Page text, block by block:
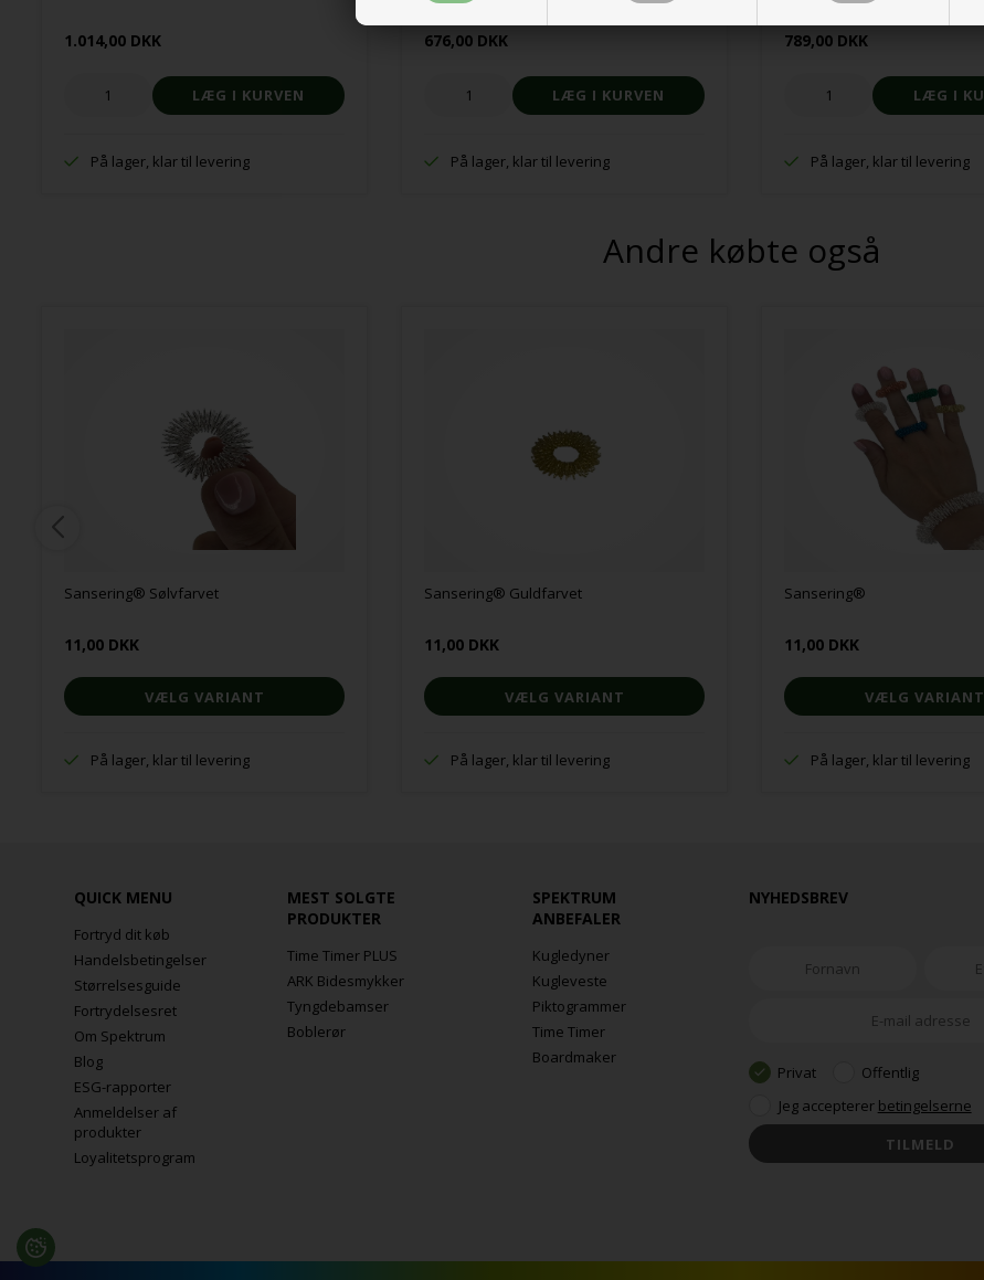
1.014,00 DKK
På lager, klar til levering
676,00 DKK
På lager, klar til levering
789,00 DKK
På lager, klar til levering
Andre købte også
Sansering® Sølvfarvet
11,00 DKK
VÆLG VARIANT
På lager, klar til levering
Sansering® Guldfarvet
11,00 DKK
VÆLG VARIANT
På lager, klar til levering
Sansering®
11,00 DKK
VÆLG VARIANT
På lager, klar til levering
QUICK MENU
Fortryd dit køb
Handelsbetingelser
Størrelsesguide
Fortrydelsesret
Om Spektrum
Blog
ESG-rapporter
Anmeldelser af
produkter
Loyalitetsprogram
MEST SOLGTE
PRODUKTER
Time Timer PLUS
ARK Bidesmykker
Tyngdebamser
Boblerør
SPEKTRUM
ANBEFALER
Kugledyner
Kugleveste
Piktogrammer
Time Timer
Boardmaker
NYHEDSBREV
Privat
Offentlig
Jeg accepterer betingelserne